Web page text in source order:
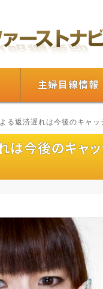
主婦目線情報
る返済遅れは今後のキャッ
は今後のキャ